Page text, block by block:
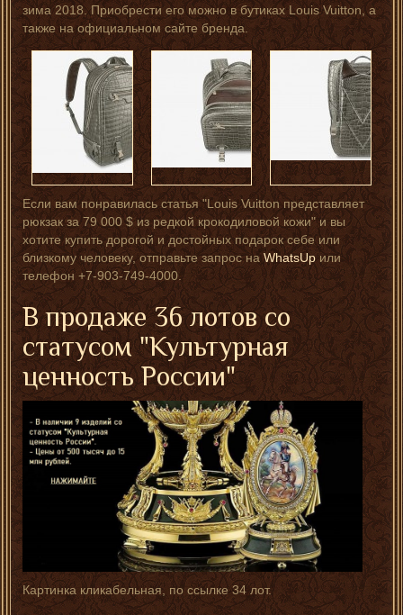
зима 2018. Приобрести его можно в бутиках Louis Vuitton, а
также на официальном сайте бренда.
Если вам понравилась статья "Louis Vuitton представляет
рюкзак за 79 000 $ из редкой крокодиловой кожи" и вы
хотите купить дорогой и достойных подарок себе или
близкому человеку, отправьте запрос наWhatsUpили
телефон +7-903-749-4000.
В продаже 36 лотов со
статусом "Культурная
ценность России"
Картинка кликабельная, по ссылке 34 лот.